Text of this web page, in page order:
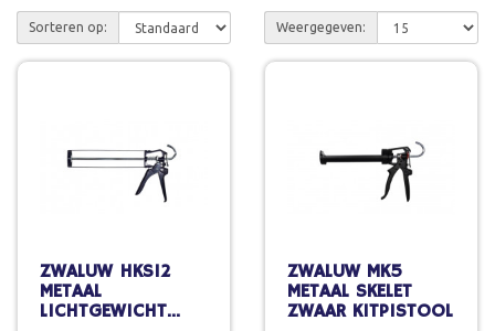
Sorteren op: Weergegeven:
ZWALUW HKS12
METAAL
LICHTGEWICHT
ZWALUW MK5
METAAL SKELET
ZWAAR KITPISTOOL